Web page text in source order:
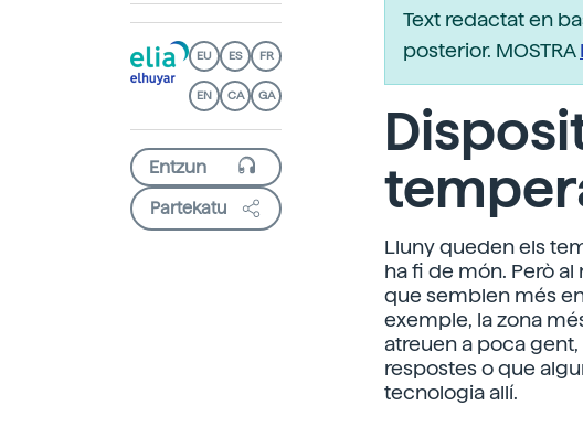
EU ES FR
EN CA GA
Partekatu
Text redactat en
posterior. MOSTRA
Lluny queden els
ha fi de món. Però
que semblen més
exemple, la zona
atreuen a poca
respostes o que
tecnologia allí.